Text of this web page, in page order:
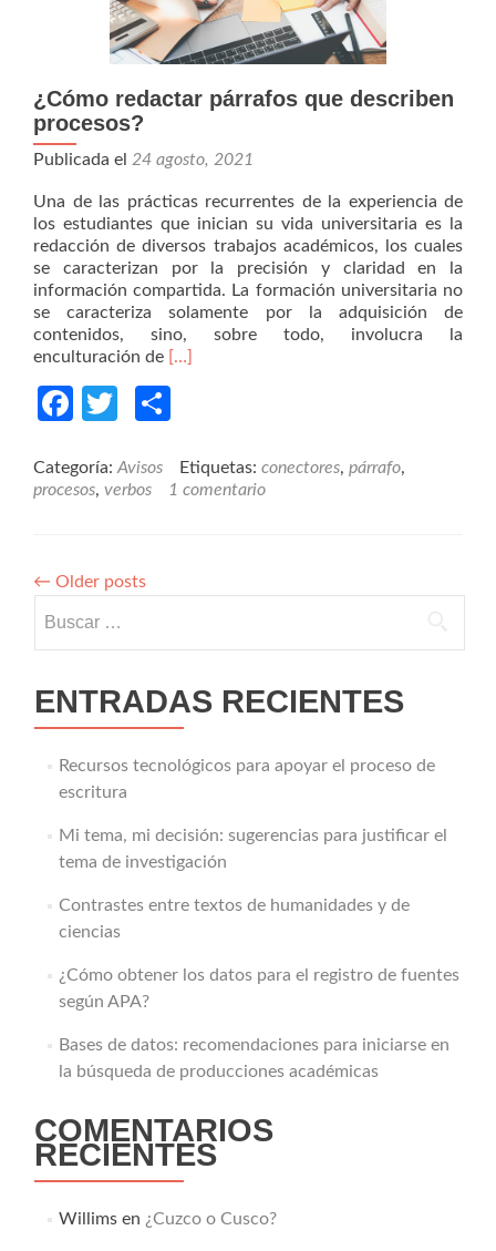
¿Cómo redactar párrafos que describen
procesos?
Publicada el 24 agosto, 2021
Una de las prácticas recurrentes de la experiencia de
los estudiantes que inician su vida universitaria es la
redacción de diversos trabajos académicos, los cuales
se caracterizan por la precisión y claridad en la
información compartida. La formación universitaria no
se caracteriza solamente por la adquisición de
contenidos, sino, sobre todo, involucra la
enculturación de Read
¿Cómo
párrafos
que
[…]
Facebook
Twitter
Categoría:Avisos Etiquetas: conectores, párrafo,
procesos, verbos 1 comentario
← Older posts
ENTRADAS RECIENTES
Recursos tecnológicos para apoyar el proceso de
escritura
Mi tema, mi decisión: sugerencias para justificar el
tema de investigación
Contrastes entre textos de humanidades y de
ciencias
¿Cómo obtener los datos para el registro de fuentes
según APA?
Bases de datos: recomendaciones para iniciarse en
la búsqueda de producciones académicas
COMENTARIOS
RECIENTES
Willimsen ¿Cuzco o Cusco?